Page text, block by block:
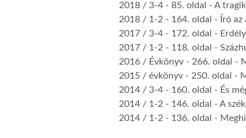
2018 / 3-4- 85. oldal - A
2018 / 1-2 - 164. oldal -
Író
2017 / 3-4- 172. oldal -
2017 / 1-2 - 118. oldal -
2016 / Évkönyv- 266. oldal -
2015 / évkönyv- 250. oldal -
2014 / 3-4- 160. oldal - És
2014 / 1-2 - 146. oldal - A
2014 / 1-2 - 136. oldal -